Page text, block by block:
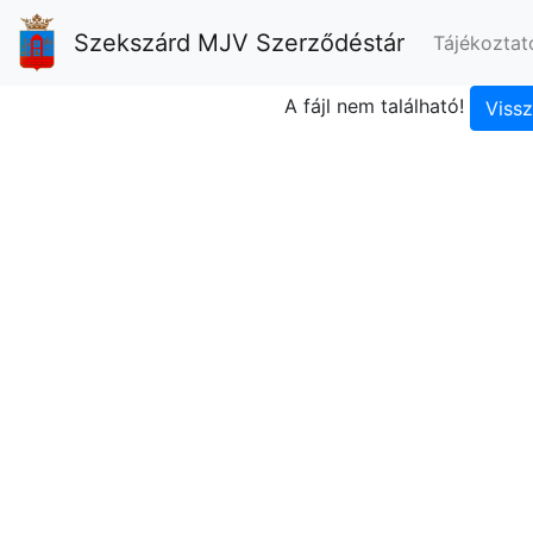
Szekszárd MJV Szerződéstár
A fájl nem található!